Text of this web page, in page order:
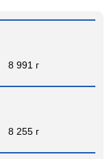
8 991 г
8 255 г